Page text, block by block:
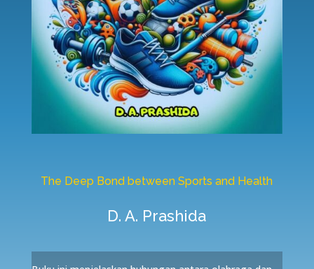
The Deep Bond between Sports and Health
D. A. Prashida